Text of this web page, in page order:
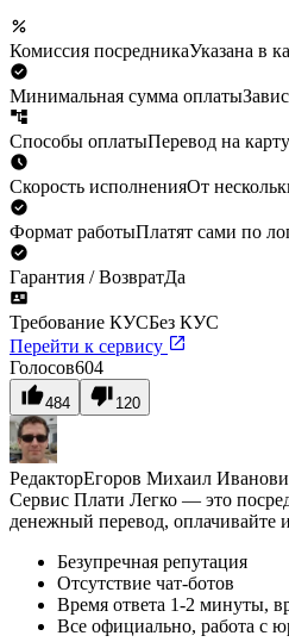
Комиссия посредникаУказана в
Минимальная сумма оплаты
Способы оплатыПеревод на
Скорость исполненияОт
Формат работыПлатят сами по
Гарантия / ВозвратДа
Требование КУСБез КУС
Перейти к сервису
Голосов604
484 120
РедакторЕгоров Михаил
Сервис Плати Легко — это
денежный перевод, оплачивайте
Безупречная репутация
Отсутствие чат-ботов
Время ответа 1-2 минуты,
Все официально, работа с